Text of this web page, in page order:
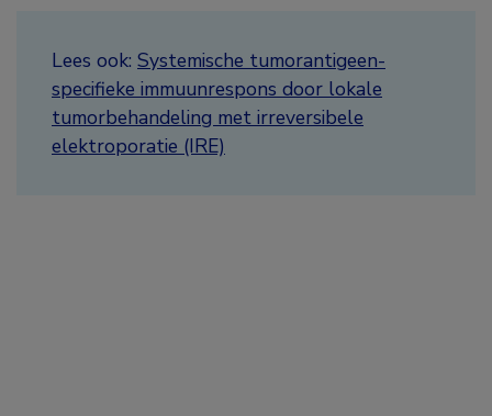
Lees ook: Systemische tumorantigeen-
specifieke immuunrespons door lokale
tumorbehandeling met irreversibele
elektroporatie (IRE)